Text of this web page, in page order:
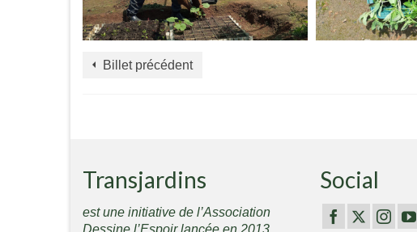
Billet précédent
Transjardins
est une initiative de l’Association
Dessine l’Espoir lancée en 2013
Social